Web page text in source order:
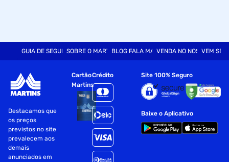
GUIA DE SEGURANÇASOBRE O MARTINSBLOG FALA MARTVENDA NO NOSSO SITE
VEM SER
Destacamos que
os preços
previstos no site
prevalecem aos
demais
anunciados em
Cartão
Martins
Crédito Site 100% Seguro
Baixe o Aplicativo